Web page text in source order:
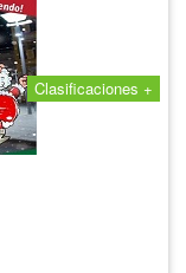
Clasificaciones +